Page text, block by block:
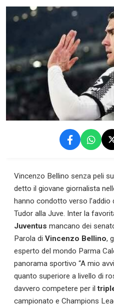
Vincenzo Bellino senza peli
detto il giovane giornalista
hanno condotto verso l’addio
Tudor alla Juve. Inter la
Juventus mancano dei
Parola di Vincenzo Bellino,
esperto del mondo Parma
panorama sportivo “A mio
quanto superiore a livello di
davvero competere per il
campionato e Champions